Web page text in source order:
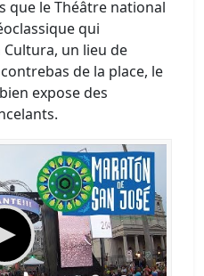
que le Théâtre national
qui
un lieu de
de la place, le
expose des